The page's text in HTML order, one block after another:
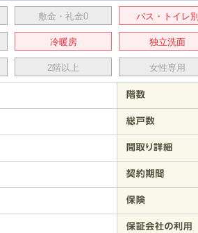
敷金・礼金0 バス・トイレ別
冷暖房 独立洗面
2階以上 女性専用